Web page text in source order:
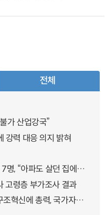
전체
가 산업강국”
강력 대응 의지 밝혀
장기요양 재가 어르신 10명 중 7명, “아파도 살던 집에서 살겠다” 「2025년 장기요양실태조사」 결과 발표
고령층 부가조사 결과
잠재성장률 반등을 위해 경제구조혁신에 총력, 국가자산 관리체계 대전환